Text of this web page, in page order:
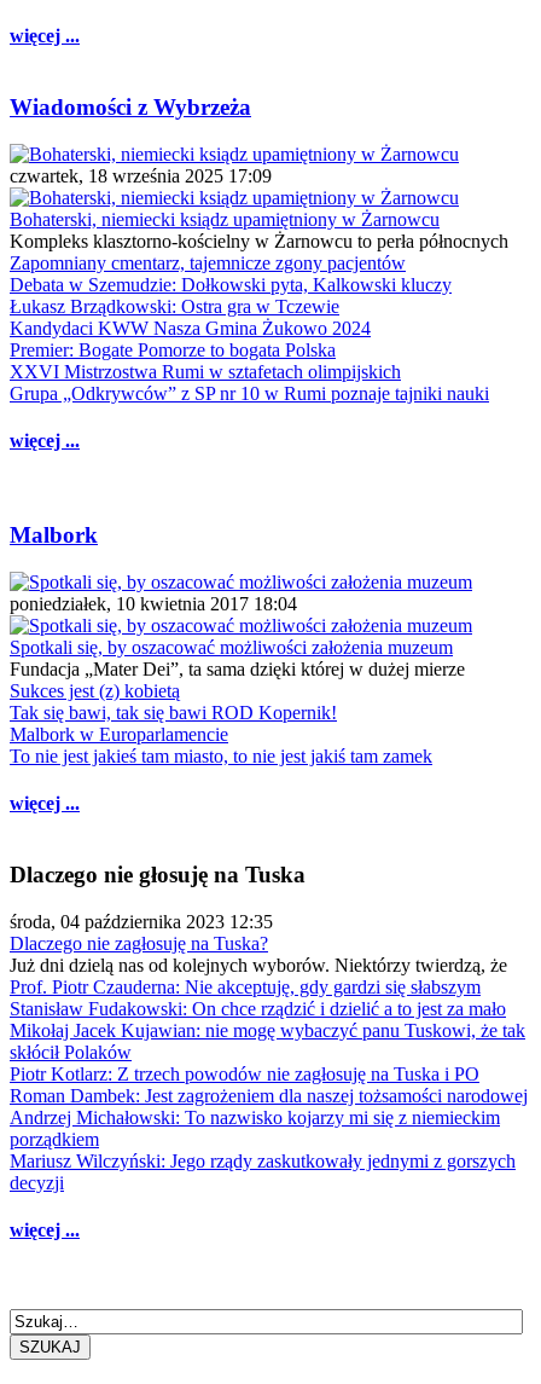
więcej ...
Wiadomości z Wybrzeża
czwartek, 18 września 2025 17:09
Bohaterski, niemiecki ksiądz upamiętniony w Żarnowcu
Kompleks klasztorno-kościelny w Żarnowcu to perła północnych
Zapomniany cmentarz, tajemnicze zgony pacjentów
Debata w Szemudzie: Dołkowski pyta, Kalkowski kluczy
Łukasz Brządkowski: Ostra gra w Tczewie
Kandydaci KWW Nasza Gmina Żukowo 2024
Premier: Bogate Pomorze to bogata Polska
XXVI Mistrzostwa Rumi w sztafetach olimpijskich
Grupa „Odkrywców” z SP nr 10 w Rumi poznaje tajniki nauki
więcej ...
Malbork
poniedziałek, 10 kwietnia 2017 18:04
Spotkali się, by oszacować możliwości założenia muzeum
Fundacja „Mater Dei”, ta sama dzięki której w dużej mierze
Sukces jest (z) kobietą
Tak się bawi, tak się bawi ROD Kopernik!
Malbork w Europarlamencie
To nie jest jakieś tam miasto, to nie jest jakiś tam zamek
więcej ...
Dlaczego nie głosuję na Tuska
środa, 04 października 2023 12:35
Dlaczego nie zagłosuję na Tuska?
Już dni dzielą nas od kolejnych wyborów. Niektórzy twierdzą, że
Prof. Piotr Czauderna: Nie akceptuję, gdy gardzi się słabszym
Stanisław Fudakowski: On chce rządzić i dzielić a to jest za mało
Mikołaj Jacek Kujawian: nie mogę wybaczyć panu Tuskowi, że tak
skłócił Polaków
Piotr Kotlarz: Z trzech powodów nie zagłosuję na Tuska i PO
Roman Dambek: Jest zagrożeniem dla naszej tożsamości narodowej
Andrzej Michałowski: To nazwisko kojarzy mi się z niemieckim
porządkiem
Mariusz Wilczyński: Jego rządy zaskutkowały jednymi z gorszych
decyzji
więcej ...
SZUKAJ